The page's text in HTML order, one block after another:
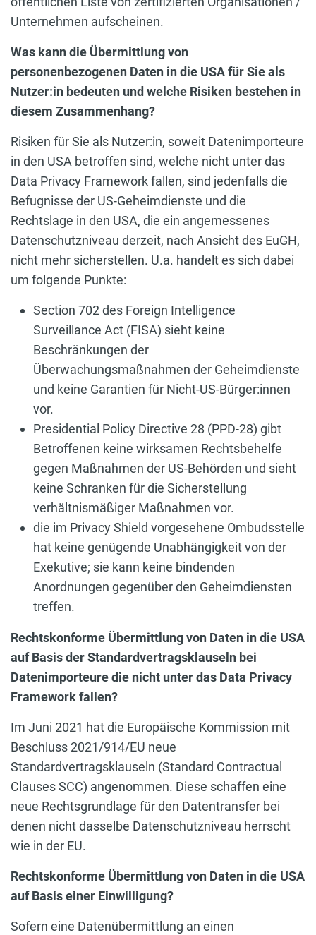
Unternehmen aufscheinen.
Was kann die Übermittlung von
personenbezogenen Daten in die USA für Sie als
Nutzer:in bedeuten und welche Risiken bestehen in
diesem Zusammenhang?
Risiken für Sie als Nutzer:in, soweit Datenimporteure
in den USA betroffen sind, welche nicht unter das
Data Privacy Framework fallen, sind jedenfalls die
Befugnisse der US-Geheimdienste und die
Rechtslage in den USA, die ein angemessenes
Datenschutzniveau derzeit, nach Ansicht des EuGH,
nicht mehr sicherstellen. U.a. handelt es sich dabei
um folgende Punkte:
Section 702 des Foreign Intelligence
Surveillance Act (FISA) sieht keine
Beschränkungen der
Überwachungsmaßnahmen der Geheimdienste
und keine Garantien für Nicht-US-Bürger:innen
vor.
Presidential Policy Directive 28 (PPD-28) gibt
Betroffenen keine wirksamen Rechtsbehelfe
gegen Maßnahmen der US-Behörden und sieht
keine Schranken für die Sicherstellung
verhältnismäßiger Maßnahmen vor.
die im Privacy Shield vorgesehene Ombudsstelle
hat keine genügende Unabhängigkeit von der
Exekutive; sie kann keine bindenden
Anordnungen gegenüber den Geheimdiensten
treffen.
Rechtskonforme Übermittlung von Daten in die USA
auf Basis der Standardvertragsklauseln bei
Datenimporteure die nicht unter das Data Privacy
Framework fallen?
Im Juni 2021 hat die Europäische Kommission mit
Beschluss 2021/914/EU neue
Standardvertragsklauseln (Standard Contractual
Clauses SCC) angenommen. Diese schaffen eine
neue Rechtsgrundlage für den Datentransfer bei
denen nicht dasselbe Datenschutzniveau herrscht
wie in der EU.
Rechtskonforme Übermittlung von Daten in die USA
auf Basis einer Einwilligung?
Sofern eine Datenübermittlung an einen